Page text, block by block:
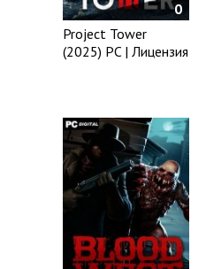
0
Project Tower
(2025) PC | Лицензия